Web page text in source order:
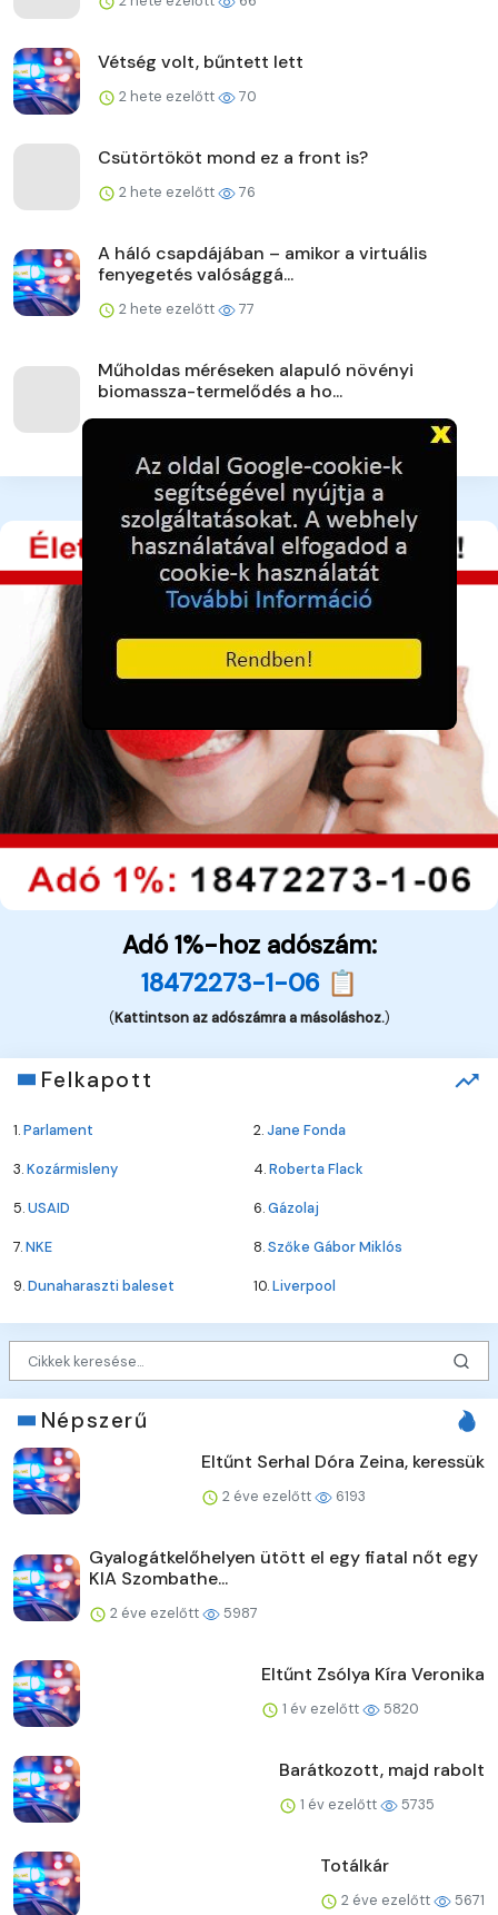
Vétség volt, bűntett lett
2 hete ezelőtt 70
Csütörtököt mond ez a front is?
2 hete ezelőtt 76
A háló csapdájában – amikor a virtuális
fenyegetés valósággá...
2 hete ezelőtt 77
Műholdas méréseken alapuló növényi
biomassza-termelődés a ho...
Adó 1%-hoz adószám:
18472273-1-06 📋
(Kattintson az adószámra a másoláshoz.)
Felkapott
1.Parlament 2.Jane Fonda
3.Kozármisleny 4.Roberta Flack
5.USAID 6.Gázolaj
7.NKE 8.Szőke Gábor Miklós
9.Dunaharaszti baleset 10.Liverpool
Népszerű
Eltűnt Serhal Dóra Zeina, keressük
2 éve ezelőtt 6193
Gyalogátkelőhelyen ütött el egy fiatal nőt egy
KIA Szombathe...
2 éve ezelőtt 5987
Eltűnt Zsólya Kíra Veronika
1 év ezelőtt 5820
Barátkozott, majd rabolt
1 év ezelőtt 5735
Totálkár
2 éve ezelőtt 5671